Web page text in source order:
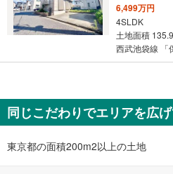
6,499万円
4SLDK
土地面積
西武池袋線 「
西東京市北
5,199万円
3LDK
土地面積
同じこだわりでエリアを広
東京都の面積200m2以上の土地